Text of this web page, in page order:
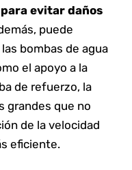
evitar daños
puede
bombas de agua
el apoyo a la
de refuerzo, la
grandes que no
de la velocidad
eficiente.
y
de productos y
informado.